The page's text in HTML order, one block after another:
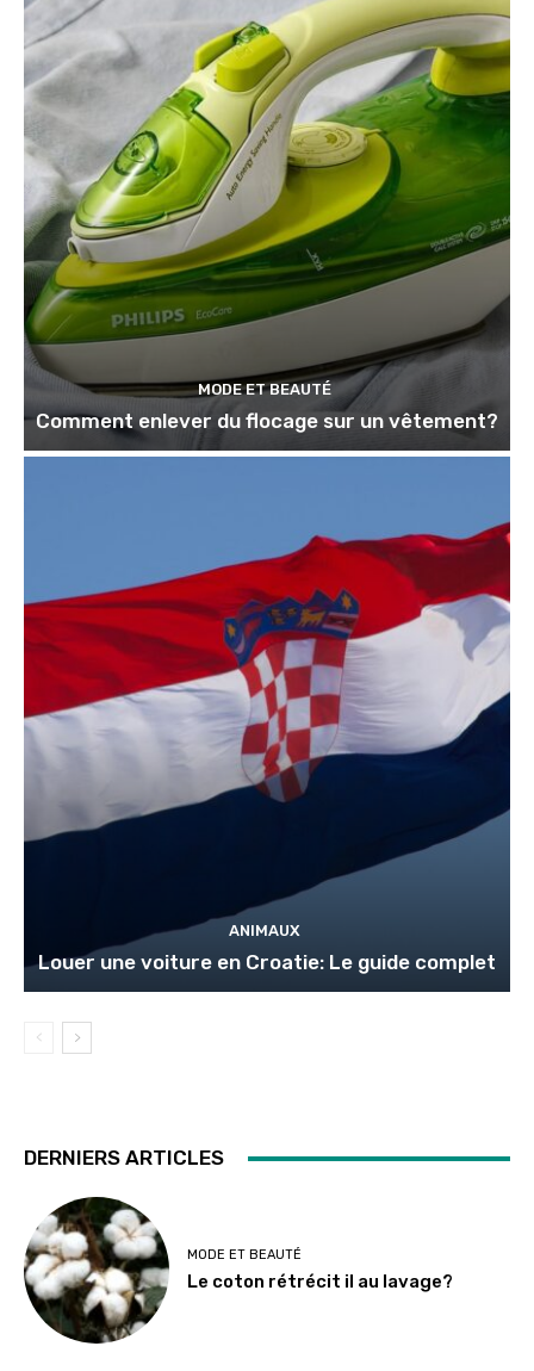
MODE ET BEAUTÉ
Comment enlever du flocage sur un vêtement?
ANIMAUX
Louer une voiture en Croatie: Le guide complet
DERNIERS ARTICLES
MODE ET BEAUTÉ
Le coton rétrécit il au lavage?